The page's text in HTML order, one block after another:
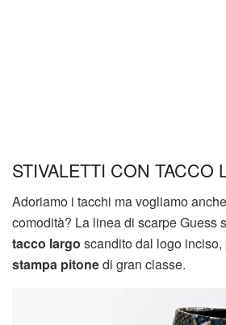
STIVALETTI CON TACCO
Adoriamo i tacchi ma vogliamo
comodità? La linea di scarpe Guess
tacco largo scandito dal logo
stampa pitonedi gran classe.